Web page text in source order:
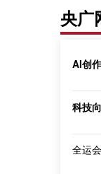
央广
AI创
科技
全运